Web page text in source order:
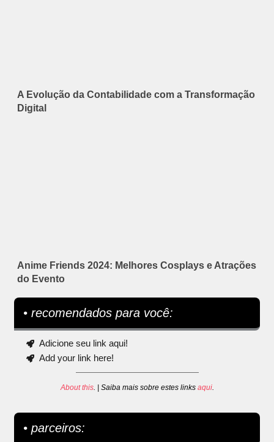
A Evolução da Contabilidade com a Transformação
Digital
Anime Friends 2024: Melhores Cosplays e Atrações
do Evento
• recomendados para você:
Adicione seu link aqui!
Add your link here!
About this. | Saiba mais sobre estes links aqui.
• parceiros: